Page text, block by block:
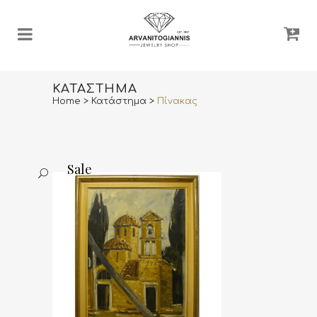
ΚΑΤΆΣΤΗΜΑ
Home > Κατάστημα > Πίνακας
Sale